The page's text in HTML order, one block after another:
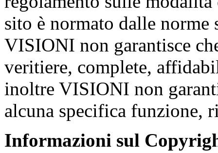
sito è normato dalle
VISIONI non garantisce
veritiere, complete,
inoltre VISIONI non
alcuna specifica funzione,
Informazioni sul